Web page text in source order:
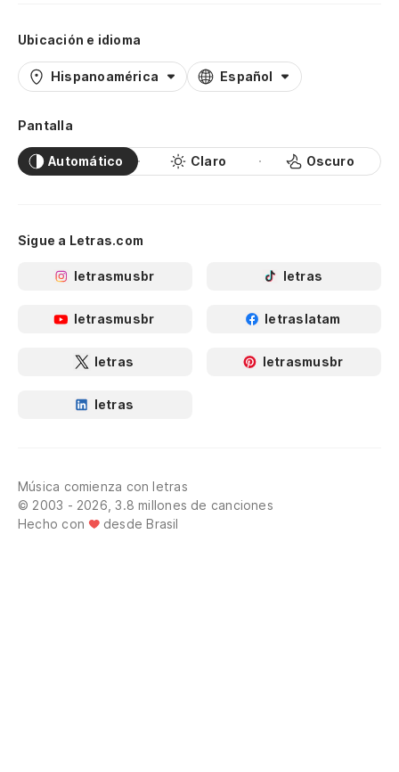
Ubicación e idioma
Hispanoamérica Español
Pantalla
Automático Claro Oscuro
Sigue a Letras.com
letrasmusbr letras
letrasmusbr letraslatam
letras letrasmusbr
letras
Música comienza con letras
© 2003 - 2026, 3.8 millones de canciones
Hecho con
desde Brasil